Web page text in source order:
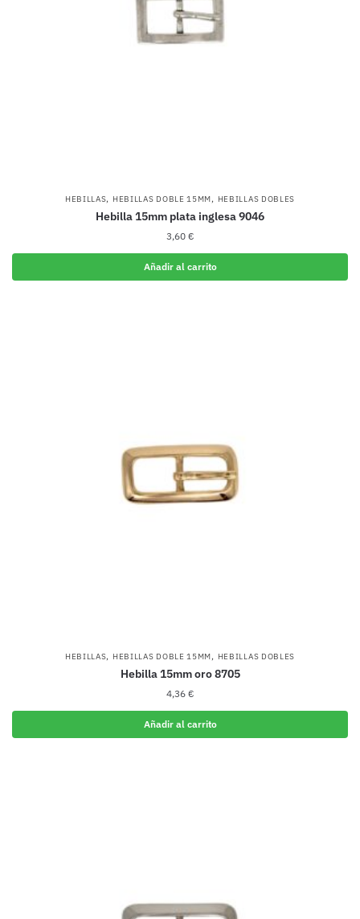
HEBILLAS, HEBILLAS DOBLE 15MM, HEBILLAS DOBLES
Hebilla 15mm plata inglesa 9046
3,60 €
Añadir al carrito
HEBILLAS, HEBILLAS DOBLE 15MM, HEBILLAS DOBLES
Hebilla 15mm oro 8705
4,36 €
Añadir al carrito